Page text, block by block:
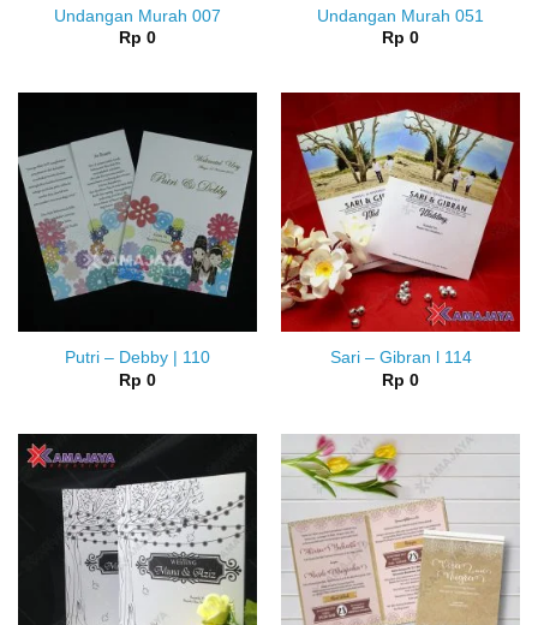
Undangan Murah 007
Rp 0
Undangan Murah 051
Rp 0
Putri – Debby | 110
Rp 0
Sari – Gibran l 114
Rp 0